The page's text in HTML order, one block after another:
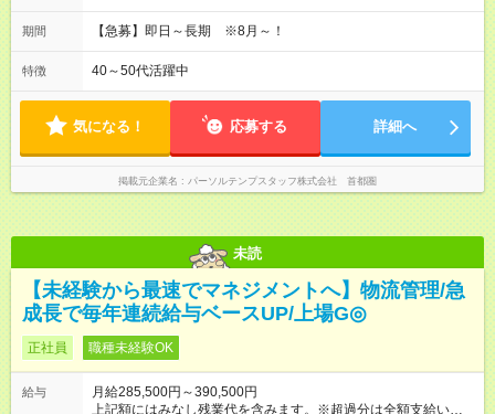
期間 【急募】即日～長期 ※8月～！
特徴 40～50代活躍中
気になる！ 応募する 詳細へ
掲載元企業名 パーソルテンプスタッフ株式会社 首都圏
未読
【未経験から最速でマネジメントへ】物流管理/急
成長で毎年連続給与ベースUP/上場G◎
正社員 職種未経験OK
給与
月給285,500円～390,500円
上記額にはみなし残業代を含みます。※超過分は全額支給いたし